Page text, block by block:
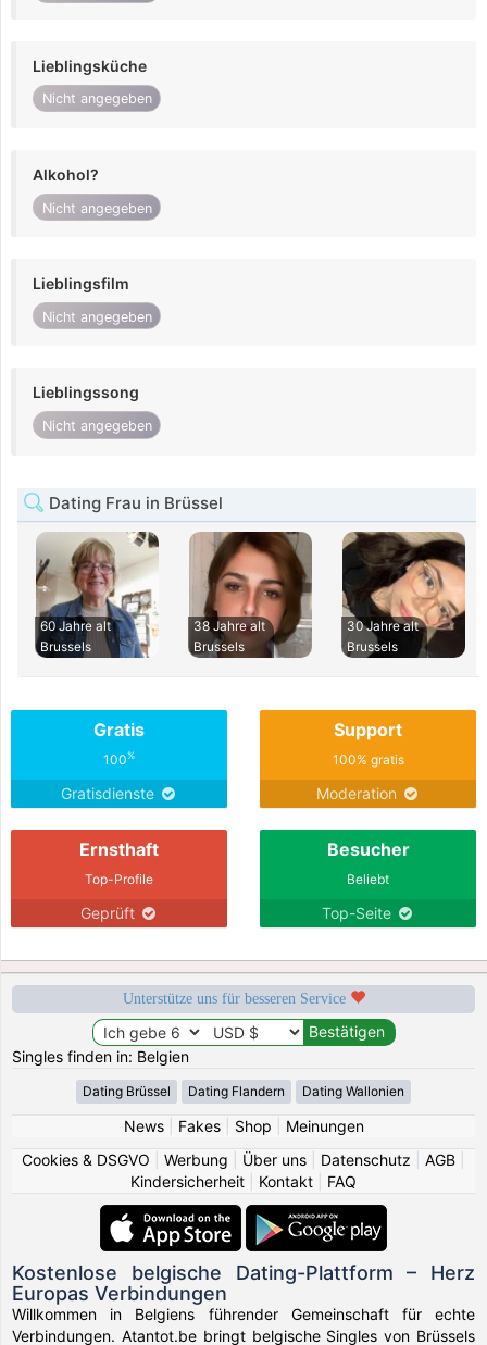
Lieblingsküche
Nicht angegeben
Alkohol?
Nicht angegeben
Lieblingsfilm
Nicht angegeben
Lieblingssong
Nicht angegeben
Dating Frau in Brüssel
60 Jahre alt
Brussels
38 Jahre alt
Brussels
30 Jahre alt
Brussels
Gratis
100%
Gratisdienste
Support
100% gratis
Moderation
Ernsthaft
Top-Profile
Geprüft
Besucher
Beliebt
Top-Seite
Unterstütze uns für besseren Service
Singles finden in: Belgien
Dating Brüssel Dating Flandern Dating Wallonien
News| Fakes| Shop
Meinungen
Cookies & DSGVO
Werbung Über uns Datenschutz AGB
Kindersicherheit
Kontakt FAQ
Kostenlose belgische Dating-Plattform – Herz
Europas Verbindungen
Willkommen in Belgiens führender Gemeinschaft für echte
Verbindungen. Atantot.be bringt belgische Singles von Brüssels